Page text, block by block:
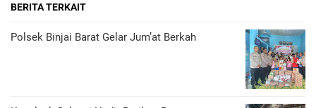
BERITA TERKAIT
Polsek Binjai Barat Gelar Jum’at Berkah